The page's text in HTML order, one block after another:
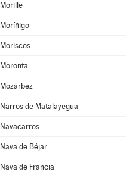
Morille
Moríñigo
Moriscos
Moronta
Mozárbez
Narros de Matalayegua
Navacarros
Nava de Béjar
Nava de Francia